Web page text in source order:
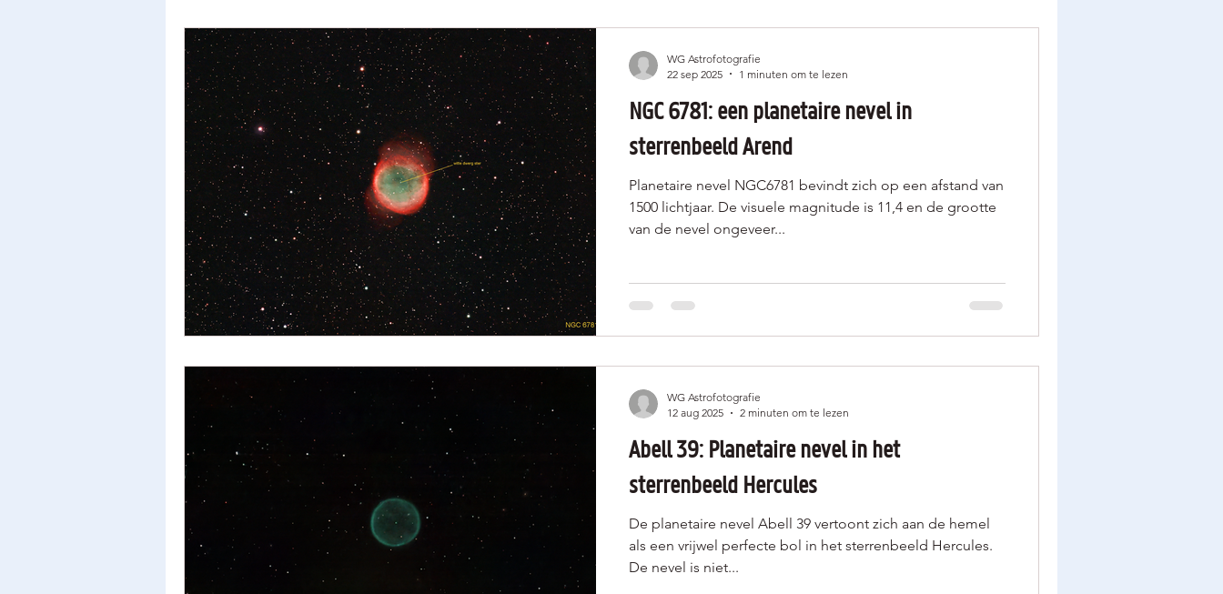
NGC 6781: een planetaire nevel in
sterrenbeeld Arend
Planetaire nevel NGC6781 bevindt zich op een afstand van
1500 lichtjaar. De visuele magnitude is 11,4 en de grootte
van de nevel ongeveer...
WG Astrofotografie
22 sep 2025
1 minuten om te lezen
Abell 39: Planetaire nevel in het
sterrenbeeld Hercules
De planetaire nevel Abell 39 vertoont zich aan de hemel
als een vrijwel perfecte bol in het sterrenbeeld Hercules.
De nevel is niet...
WG Astrofotografie
12 aug 2025
2 minuten om te lezen